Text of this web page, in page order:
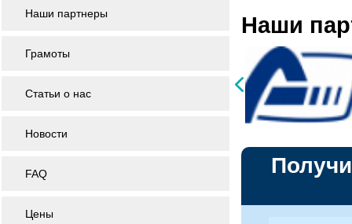
Наши
Наши партнеры
Грамоты
Статьи о нас
Новости
FAQ
Цены